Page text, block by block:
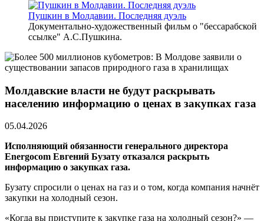
Пушкин в Молдавии. Последняя дуэль
Документально-художественный фильм о "бессарабской
ссылке" А.С.Пушкина.
Молдавские власти не будут раскрывать
населению информацию о ценах в закупках газа
05.04.2026
Исполняющий обязанности генерального директора
Energocom Евгений Бузату отказался раскрыть
информацию о закупках газа.
Бузату спросили о ценах на газ и о том, когда компания начнёт
закупки на холодный сезон.
«Когда вы приступите к закупке газа на холодный сезон?» —